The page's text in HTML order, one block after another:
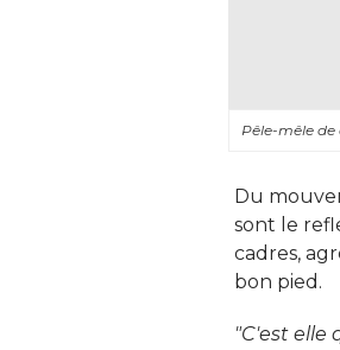
Pêle-mêle
Du
sont le
cadres,
bon pied.
"C'est elle